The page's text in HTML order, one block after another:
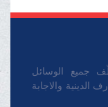
جميع الوسائل
الدينية والاجابة